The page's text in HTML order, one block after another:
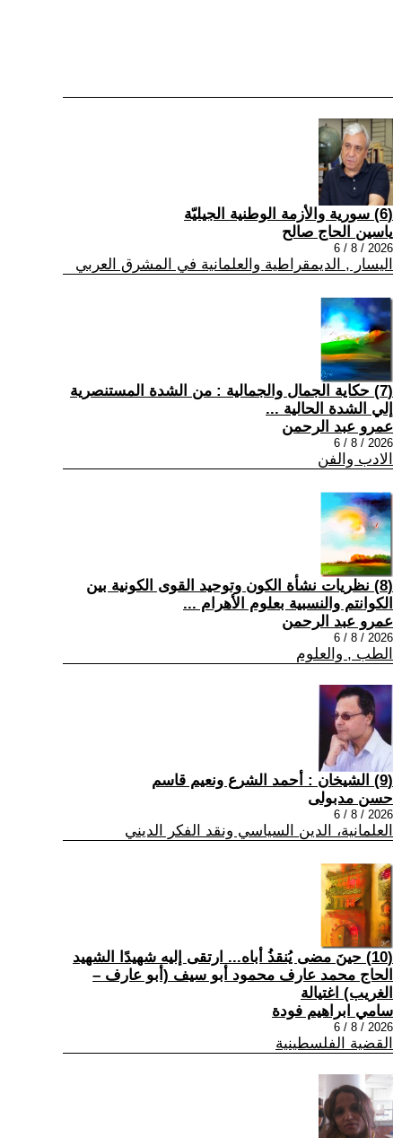
(6) سورية والأزمة الوطنية الجيليّة
ياسين الحاج صالح
2026 / 8 / 6
اليسار , الديمقراطية والعلمانية في المشرق العربي
(7) حكاية الجمال والجمالية : من الشدة المستنصرية
إلي الشدة الحالية ...
عمرو عبد الرحمن
2026 / 8 / 6
الادب والفن
(8) نظريات نشأة الكون وتوحيد القوى الكونية بين
الكوانتم والنسبية بعلوم الأهرام ...
عمرو عبد الرحمن
2026 / 8 / 6
الطب , والعلوم
(9) الشيخان : أحمد الشرع ونعيم قاسم
حسن مدبولى
2026 / 8 / 6
العلمانية، الدين السياسي ونقد الفكر الديني
(10) حينَ مضى يُنقذُ أباه... ارتقى إليه شهيدًا الشهيد
الحاج محمد عارف محمود أبو سيف (أبو عارف –
الغريب) اغتيالة
سامي ابراهيم فودة
2026 / 8 / 6
القضية الفلسطينية